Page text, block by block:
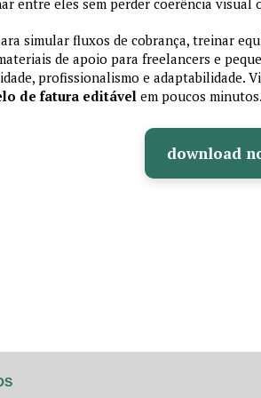
entre eles sem perder coerência visual
simular fluxos de cobrança, treinar
de apoio para freelancers e
profissionalismo e adaptabilidade.
de fatura editável em poucos minutos.
download